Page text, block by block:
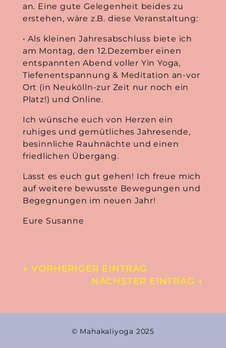
an. Eine gute Gelegenheit beides zu
erstehen, wäre z.B. diese Veranstaltung:
• Als kleinen Jahresabschluss biete ich
am Montag, den 12.Dezember einen
entspannten Abend voller Yin Yoga,
Tiefenentspannung & Meditation an-vor
Ort (in Neukölln-zur Zeit nur noch ein
Platz!) und Online.
Ich wünsche euch von Herzen ein
ruhiges und gemütliches Jahresende,
besinnliche Rauhnächte und einen
friedlichen Übergang.
Lasst es euch gut gehen! Ich freue mich
auf weitere bewusste Bewegungen und
Begegnungen im neuen Jahr!
Eure Susanne
←VORHERIGER EINTRAG
NÄCHSTER EINTRAG →
© Mahakaliyoga 2025